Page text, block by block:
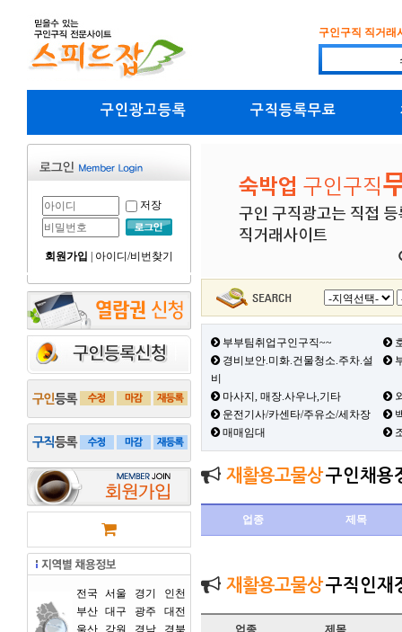
구인구직 직거래
구인광고등록 구직등록무료
저장
회원가입 아이디/비번찾기
전국 서울 경기
인천
부산 대구 광주
대전
울산
강원 경남
경북
부부팀취업구인구직~~
경비보안.미화.건물청소.주차.설
비
마사지, 매장.사우나,기타
운전기사/카센타/주유소/세차장
매매임대
재활용고물상구인채용
업종 제목
재활용고물상구직인재
업종 제목